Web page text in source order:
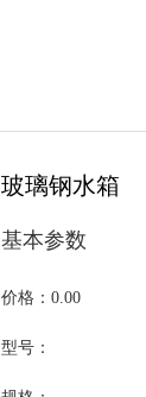
玻璃钢水箱
基本参数
价格：0.00
型号：